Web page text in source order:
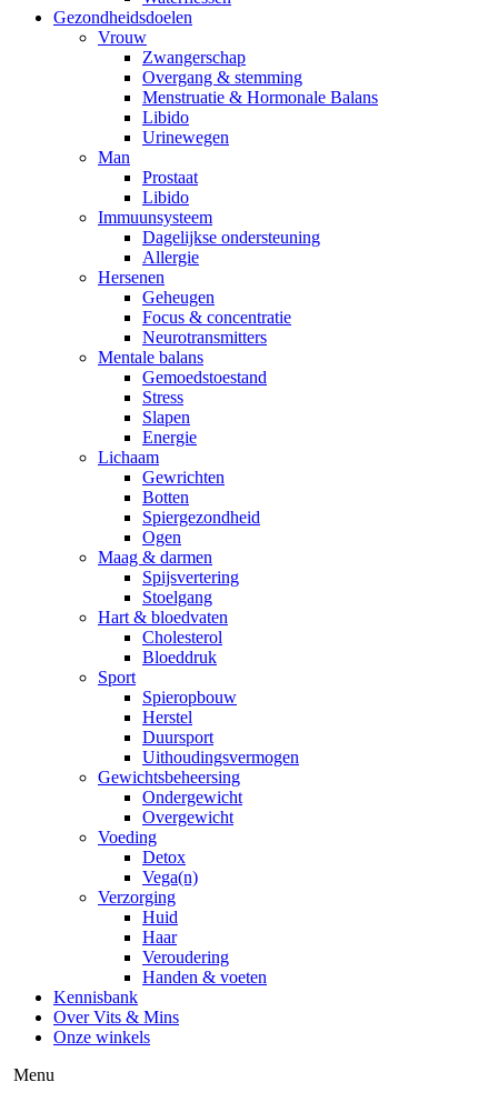
Gezondheidsdoelen
Vrouw
Zwangerschap
Overgang & stemming
Menstruatie & Hormonale Balans
Libido
Urinewegen
Man
Prostaat
Libido
Immuunsysteem
Dagelijkse ondersteuning
Allergie
Hersenen
Geheugen
Focus & concentratie
Neurotransmitters
Mentale balans
Gemoedstoestand
Stress
Slapen
Energie
Lichaam
Gewrichten
Botten
Spiergezondheid
Ogen
Maag & darmen
Spijsvertering
Stoelgang
Hart & bloedvaten
Cholesterol
Bloeddruk
Sport
Spieropbouw
Herstel
Duursport
Uithoudingsvermogen
Gewichtsbeheersing
Ondergewicht
Overgewicht
Voeding
Detox
Vega(n)
Verzorging
Huid
Haar
Veroudering
Handen & voeten
Kennisbank
Over Vits & Mins
Onze winkels
Menu